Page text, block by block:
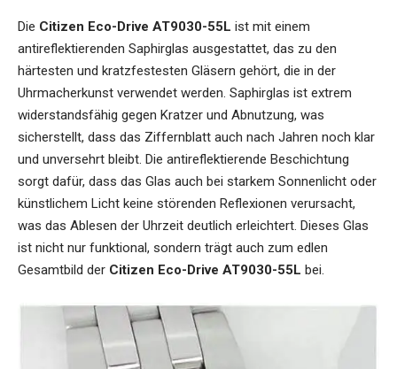
Die Citizen Eco-Drive AT9030-55L ist mit einem
antireflektierenden Saphirglas ausgestattet, das zu den
härtesten und kratzfestesten Gläsern gehört, die in der
Uhrmacherkunst verwendet werden. Saphirglas ist extrem
widerstandsfähig gegen Kratzer und Abnutzung, was
sicherstellt, dass das Ziffernblatt auch nach Jahren noch klar
und unversehrt bleibt. Die antireflektierende Beschichtung
sorgt dafür, dass das Glas auch bei starkem Sonnenlicht oder
künstlichem Licht keine störenden Reflexionen verursacht,
was das Ablesen der Uhrzeit deutlich erleichtert. Dieses Glas
ist nicht nur funktional, sondern trägt auch zum edlen
Gesamtbild der Citizen Eco-Drive AT9030-55L bei.